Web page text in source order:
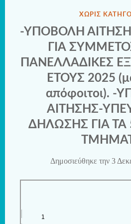
ΣΤΗΝ
ΧΩΡΊΣ
-ΥΠΟΒΟΛΗ
ΓΙΑ
ΠΑΝΕΛΛΑΔΙΚΕΣ
ΕΤΟΥΣ 2025
απόφοιτοι). -
ΑΙΤΗΣΗΣ-
ΔΗΛΩΣΗΣ ΓΙΑ ΤΑ
Δημοσιεύθηκε την 3